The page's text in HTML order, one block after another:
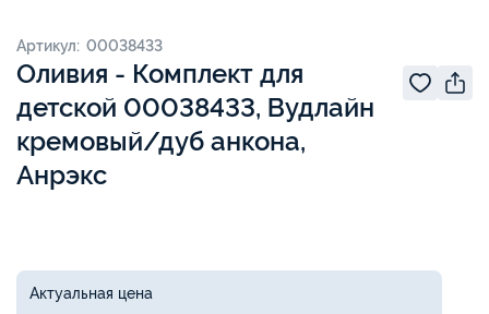
Оливия - Комплект для
детской 00038433, Вудлайн
кремовый/дуб анкона,
Анрэкс
Артикул: 00038433
Актуальная цена